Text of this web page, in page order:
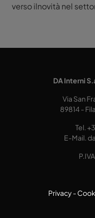
verso ilnovità nel
DA Interni
Via San
89814 -
Tel.
E-Mail.
Privacy-